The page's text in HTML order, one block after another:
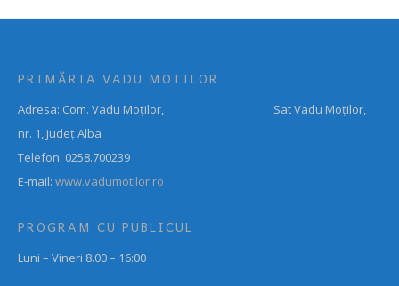
PRIMĂRIA VADU MOTILOR
Adresa: Com. Vadu Moților, Sat Vadu Moților,
nr. 1, județ Alba
Telefon: 0258.700239
E-mail: www.vadumotilor.ro
PROGRAM CU PUBLICUL
Luni – Vineri 8.00 – 16:00